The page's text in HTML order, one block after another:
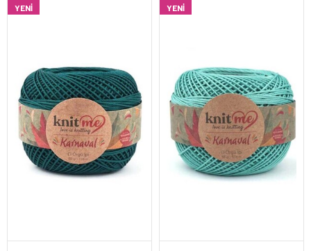
YENI YENI